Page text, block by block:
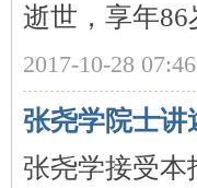
沙
逝世，享年
2017-10-28 07:46
张尧学院士讲
张尧学接受本